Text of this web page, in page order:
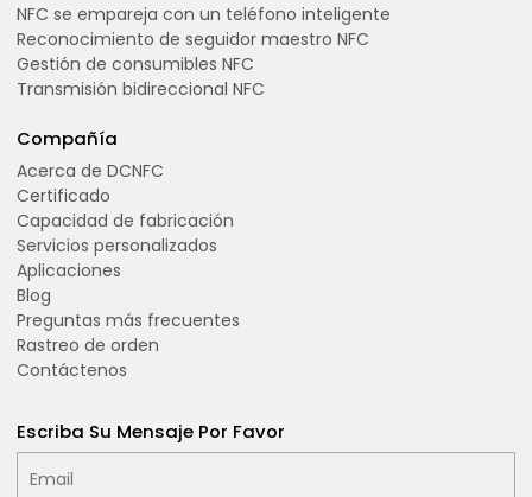
NFC se empareja con un teléfono inteligente
Reconocimiento de seguidor maestro NFC
Gestión de consumibles NFC
Transmisión bidireccional NFC
Compañía
Acerca de DCNFC
Certificado
Capacidad de fabricación
Servicios personalizados
Aplicaciones
Blog
Preguntas más frecuentes
Rastreo de orden
Contáctenos
Escriba Su Mensaje Por Favor